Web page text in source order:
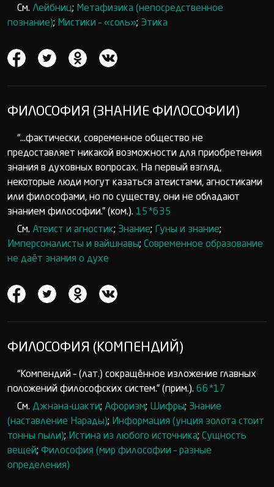
См. Лейбниц; Метафизика (непосредственное
познание); Мистики – «соль»; Этика
ФИЛОСОФИЯ (ЗНАНИЕ ФИЛОСОФИИ)
“...фактически, современное общество не
предоставляет никакой возможности для приобретения
знания в духовных вопросах. На первый взгляд,
некоторые люди могут казаться атеистами, агностиками
или философами, но по существу, они не обладают
знанием философии.” (ком.). 15*635
См. Атеист и агностик; Знание; Гуны и знание;
Имперсоналисты и вайшнавы; Современное образование
не даёт знания о духе
ФИЛОСОФИЯ (КОМПЕНДИЙ)
“Компендий – (лат.) сокращённое изложение главных
положений философских систем.” (прим.). 66*17
См. Джнана-шакти; Афоризм; Шифры; Знание
(наставление Нарады); Информация (унция золота стоит
тонны пыли); Истина из любого источника; Сущность
вещей; Философия (мир философии – разные
определения)